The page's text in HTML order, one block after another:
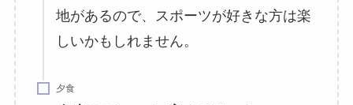
地があるので、スポーツが好きな方は楽
しいかもしれません。
夕食